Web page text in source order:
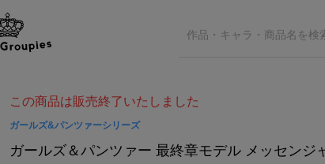
この商品は販売終了いたしました
ガールズ&パンツァーシリーズ
ガールズ＆パンツァー 最終章モデル メッセンジ